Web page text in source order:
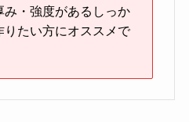
・強度があるしっか
りたい方にオススメで